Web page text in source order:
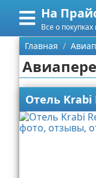
На
Все о
Меню
Главная
Категории
Разное про
Aliexpress
Поиск
О проекте
Главная
Отель